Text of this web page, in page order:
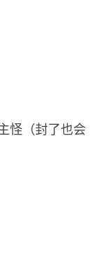
怪（封了也会